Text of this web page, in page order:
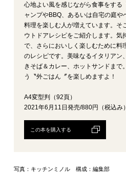
心地よい風を感じながら食事をする
ャンプやBBQ、あるいは自宅の庭
料理を楽しむ人が増えています。そ
ウトドアレシピをご紹介します。気
で、さらにおいしく楽しむために料
のレシピです。美味なるイタリアン
きそば＆カレー、ホットサンドまで
う〝外ごはん〞を楽しめますよ！
A4変型判（92頁）
2021年6月11日発売/880円（税込み）
この本を購入する
写真：キッチンミノル 構成：編集部